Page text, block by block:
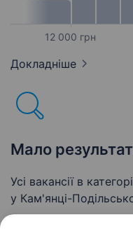
12 000 грн
Докладніше
Мало
Усі вакансії в
у Кам'янці-